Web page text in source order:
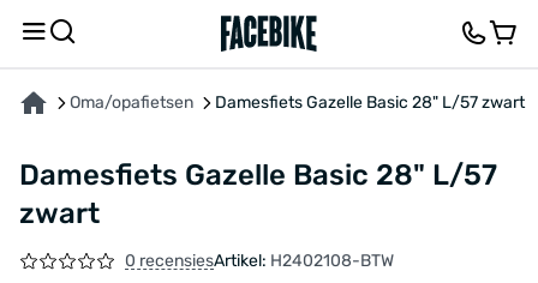
Oma/opafietsen Damesfiets Gazelle Basic 28" L/57 zwart
Damesfiets Gazelle Basic 28" L/57
zwart
0 recensiesArtikel: H2402108-BTW
OVER HET PRODUCT KENMERKENFEEDBACK EN VRAGEN